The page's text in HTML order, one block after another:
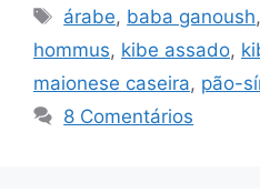
Tags
árabe, baba ganoush,
hommus, kibe assado,
maionese caseira, pão-
8 Comentários